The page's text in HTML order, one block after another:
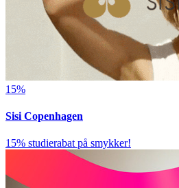
15%
Sisi Copenhagen
15% studierabat på smykker!